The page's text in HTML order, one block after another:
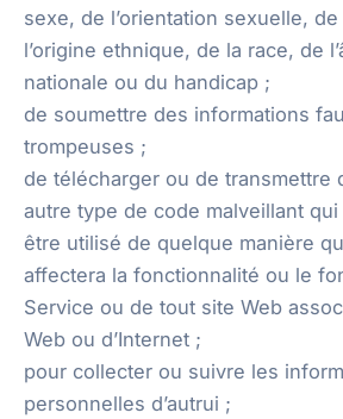
sexe, de l’orientation sexuelle,
l’origine ethnique, de la race, de
nationale ou du handicap ;
de soumettre des informations
trompeuses ;
de télécharger ou de transmettre
autre type de code malveillant
être utilisé de quelque manière
affectera la fonctionnalité ou le
Service ou de tout site Web
Web ou d’Internet ;
pour collecter ou suivre les
personnelles d’autrui ;